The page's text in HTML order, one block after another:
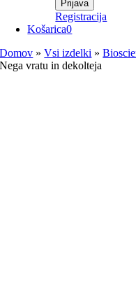
Registracija
Košarica0
Domov »Vsi izdelki »
Nega vratu in dekolteja